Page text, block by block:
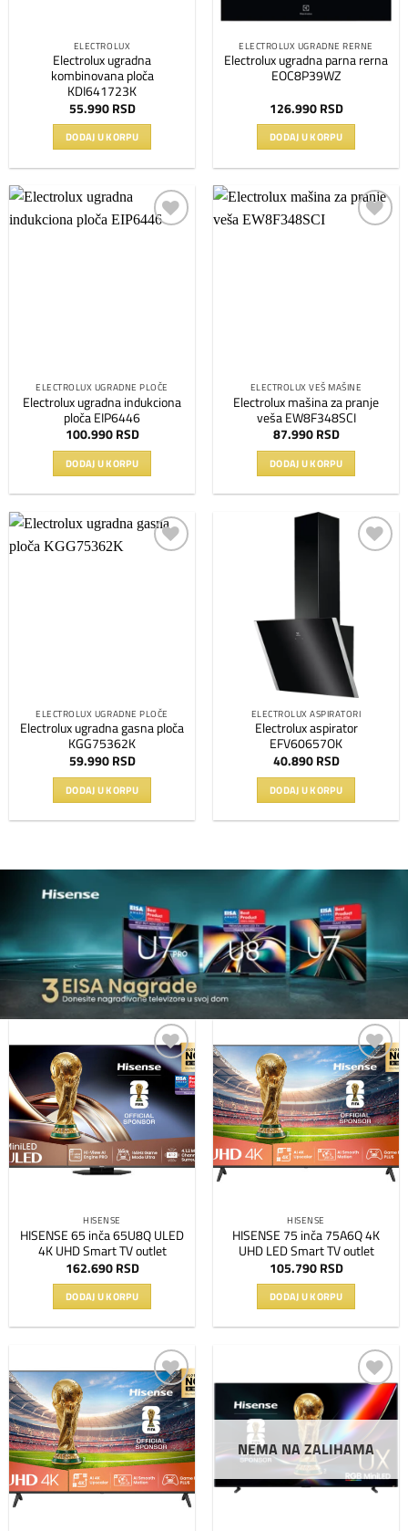
ELECTROLUX
Electrolux ugradna
kombinovana ploča
KDI641723K
55.990 RSD
DODAJ U KORPU
ELECTROLUX UGRADNE RERNE
Electrolux ugradna parna rerna
EOC8P39WZ
126.990 RSD
DODAJ U KORPU
ELECTROLUX UGRADNE PLOČE
Electrolux ugradna indukciona
ploča EIP6446
100.990 RSD
DODAJ U KORPU
ELECTROLUX VEŠ MAŠINE
Electrolux mašina za pranje
veša EW8F348SCI
87.990 RSD
DODAJ U KORPU
ELECTROLUX UGRADNE PLOČE
Electrolux ugradna gasna ploča
KGG75362K
59.990 RSD
DODAJ U KORPU
ELECTROLUX ASPIRATORI
Electrolux aspirator
EFV60657OK
40.890 RSD
DODAJ U KORPU
Dodaj
na
listu
želja
HISENSE
HISENSE 65 inča 65U8Q ULED
4K UHD Smart TV outlet
162.690 RSD
DODAJ U KORPU
Dodaj
na
listu
želja
HISENSE
HISENSE 75 inča 75A6Q 4K
UHD LED Smart TV outlet
105.790 RSD
DODAJ U KORPU
Dodaj
na
listu
želja
Dodaj
na
listu
želja
NEMA NA ZALIHAMA